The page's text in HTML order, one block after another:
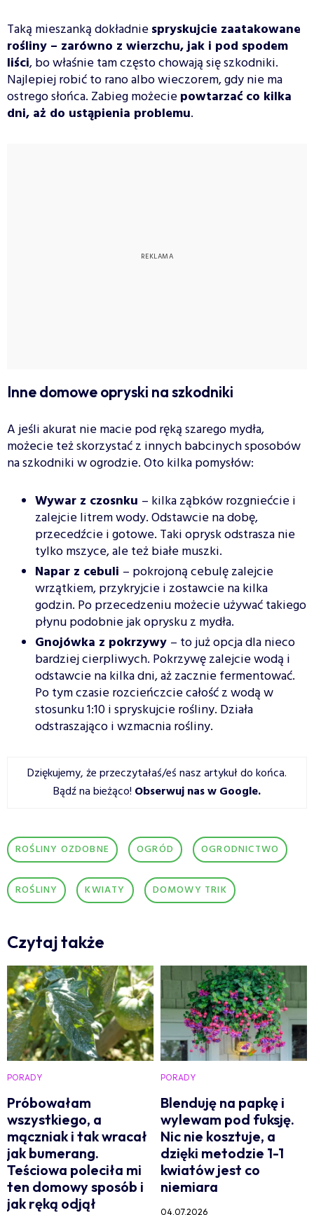
Taką mieszanką dokładniespryskujcie zaatakowane
rośliny – zarówno z wierzchu, jak i pod spodem
liści, bo właśnie tam często chowają się szkodniki.
Najlepiej robić to rano albo wieczorem, gdy nie ma
ostrego słońca. Zabieg możeciepowtarzać co kilka
dni, aż do ustąpienia problemu.
Inne domowe opryski na szkodniki
A jeśli akurat nie macie pod ręką szarego mydła,
możecie też skorzystać z innych babcinych sposobów
na szkodniki w ogrodzie. Oto kilka pomysłów:
Wywar z czosnku – kilka ząbków rozgniećcie i
zalejcie litrem wody. Odstawcie na dobę,
przecedźcie i gotowe. Taki oprysk odstrasza nie
tylko mszyce, ale też białe muszki.
Napar z cebuli – pokrojoną cebulę zalejcie
wrzątkiem, przykryjcie i zostawcie na kilka
godzin. Po przecedzeniu możecie używać takiego
płynu podobnie jak oprysku z mydła.
Gnojówka z pokrzywy – to już opcja dla nieco
bardziej cierpliwych. Pokrzywę zalejcie wodą i
odstawcie na kilka dni, aż zacznie fermentować.
Po tym czasie rozcieńczcie całość z wodą w
stosunku 1:10 i spryskujcie rośliny. Działa
odstraszająco i wzmacnia rośliny.
Dziękujemy, że przeczytałaś/eś nasz artykuł do końca.
Bądź na bieżąco! Obserwuj nas w Google.
ROŚLINY OZDOBNE OGRÓD OGRODNICTWO
ROŚLINY KWIATY DOMOWY TRIK
Czytaj także
PORADY
Próbowałam
wszystkiego, a
mączniak i tak wracał
jak bumerang.
Teściowa poleciła mi
ten domowy sposób i
jak ręką odjął
PORADY
Blenduję na papkę i
wylewam pod fuksję.
Nic nie kosztuje, a
dzięki metodzie 1-1
kwiatów jest co
niemiara
04.07.2026